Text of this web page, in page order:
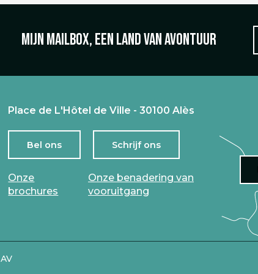
Mijn mailbox, een land van avontuur
Place de L'Hôtel de Ville - 30100 Alès
Bel ons Schrijf ons
Onze
brochures
Onze benadering van
vooruitgang
AV